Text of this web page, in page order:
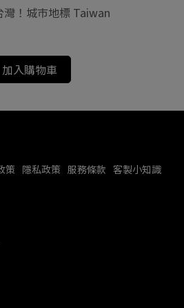
灣！城市地標 Taiwan
加入購物車
策 隱私政策 服務條款 客製小知識